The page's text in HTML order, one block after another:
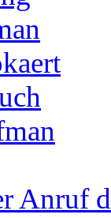
Anruf